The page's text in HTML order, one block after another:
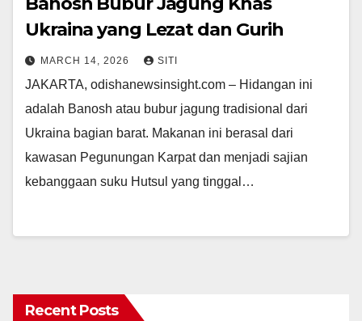
Ukraina yang Lezat dan Gurih
MARCH 14, 2026 SITI
JAKARTA, odishanewsinsight.com – Hidangan ini
adalah Banosh atau bubur jagung tradisional dari
Ukraina bagian barat. Makanan ini berasal dari
kawasan Pegunungan Karpat dan menjadi sajian
kebanggaan suku Hutsul yang tinggal…
Recent Posts